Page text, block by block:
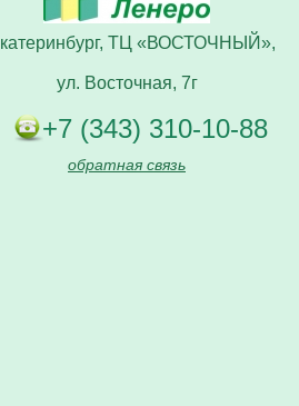
ТЦ «ВОСТОЧНЫЙ»,
ул. Восточная, 7г
+7 (343) 310-10-88
обратная связь